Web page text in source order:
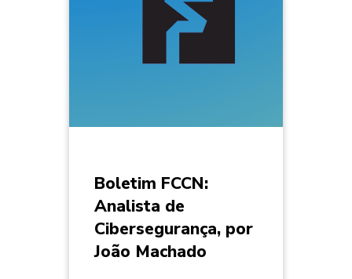
Boletim FCCN:
Analista de
Cibersegurança, por
João Machado